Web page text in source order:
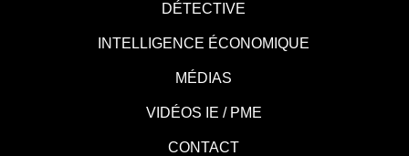
DÉTECTIVE
INTELLIGENCE ÉCONOMIQUE
MÉDIAS
VIDÉOS IE / PME
CONTACT